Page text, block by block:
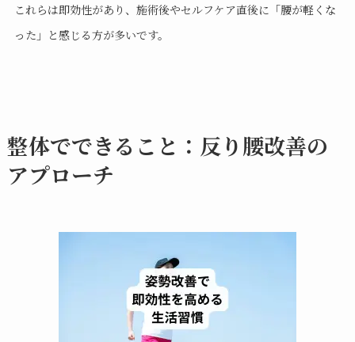
これらは即効性があり、施術後やセルフケア直後に「腰が軽くな
った」と感じる方が多いです。
整体でできること：反り腰改善の
アプローチ